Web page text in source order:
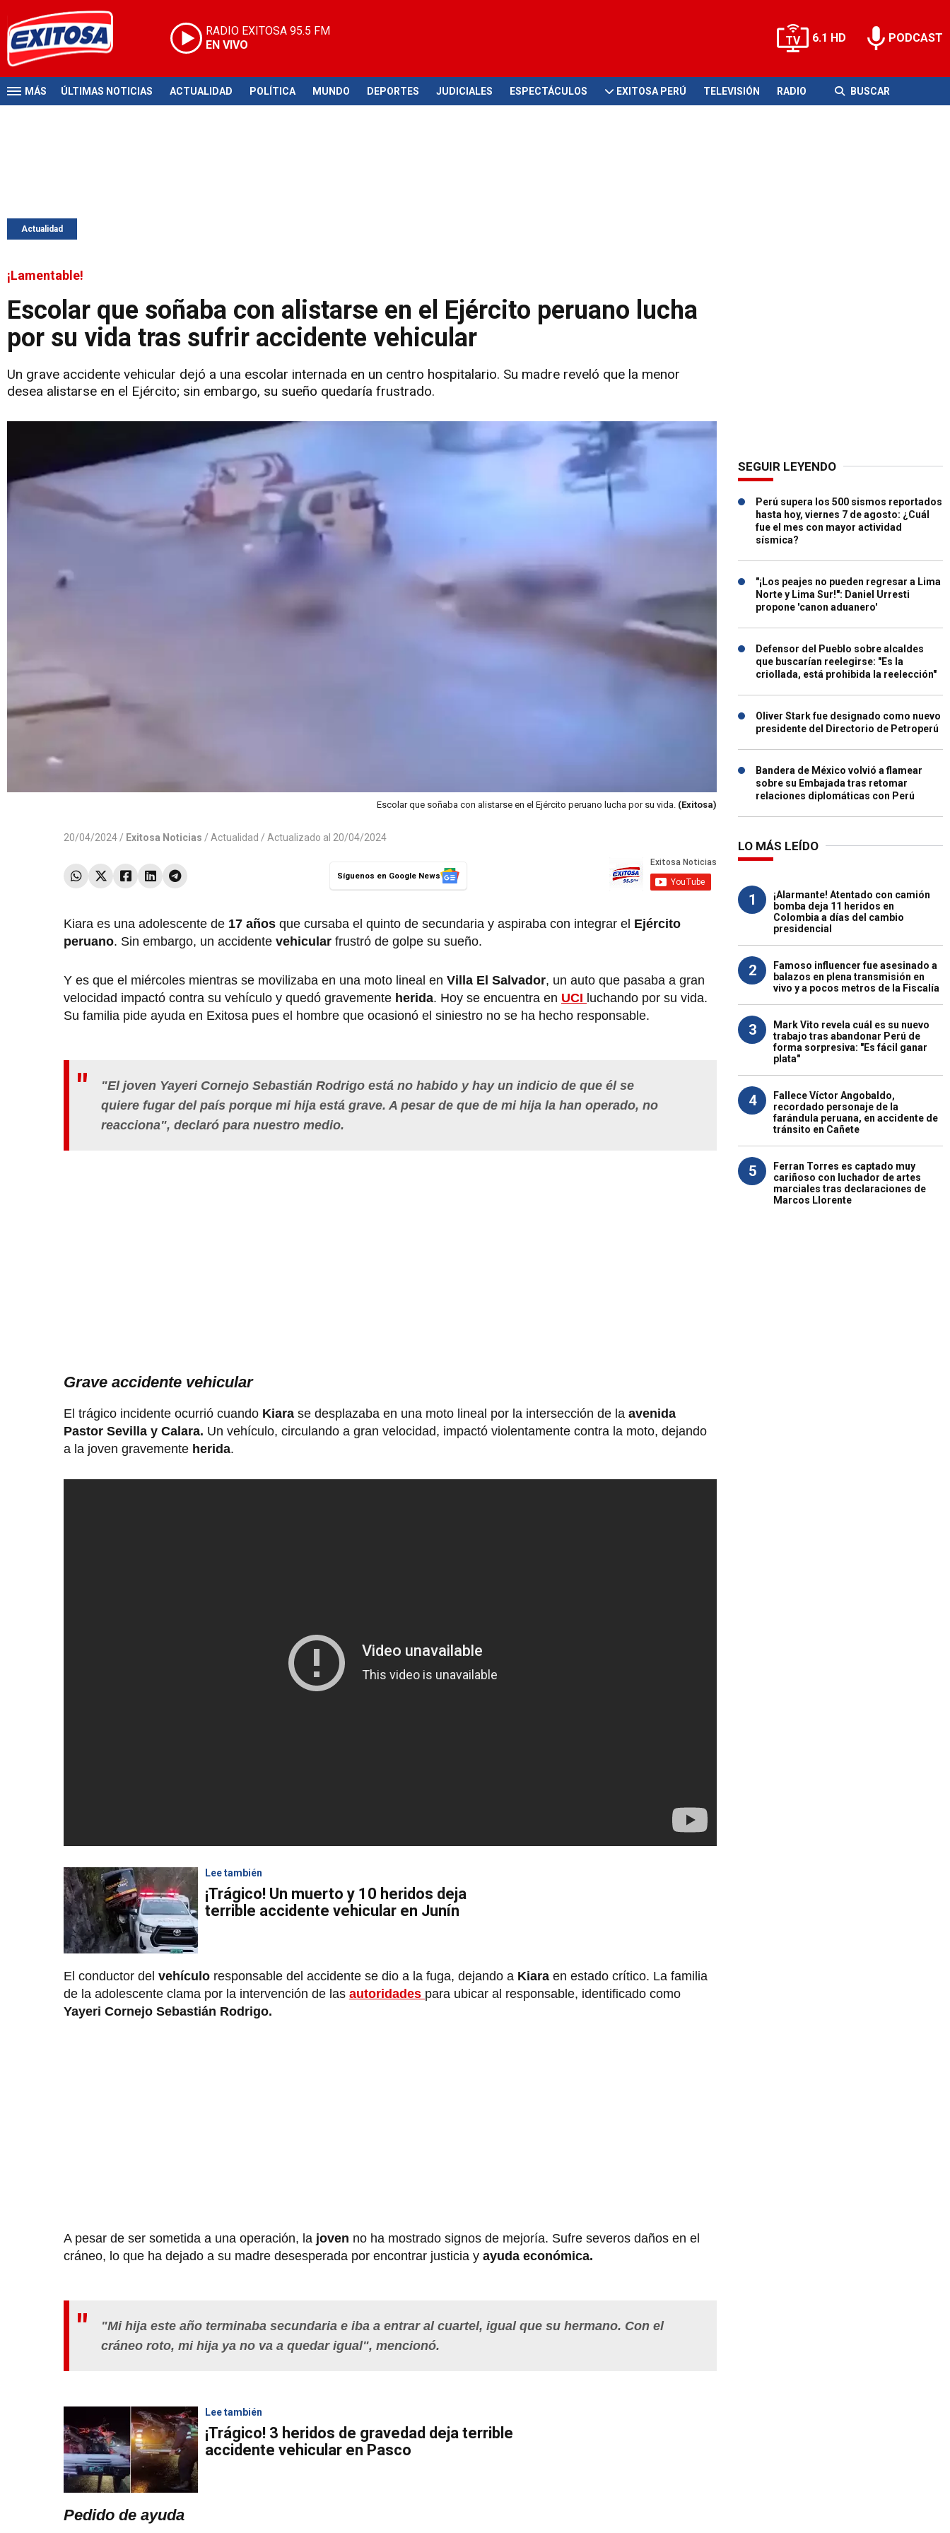
RADIO EXITOSA 95.5 FM
EN VIVO
6.1 HD PODCAST
MÁS ÚLTIMAS NOTICIAS ACTUALIDAD POLÍTICA MUNDO DEPORTES JUDICIALES ESPECTÁCULOS EXITOSA PERÚ TELEVISIÓN RADIO BUSCAR
Actualidad
¡Lamentable!
Escolar que soñaba con alistarse en el Ejército peruano lucha
por su vida tras sufrir accidente vehicular
Un grave accidente vehicular dejó a una escolar internada en un centro hospitalario. Su madre reveló que la menor
desea alistarse en el Ejército; sin embargo, su sueño quedaría frustrado.
Escolar que soñaba con alistarse en el Ejército peruano lucha por su vida. (Exitosa)
20/04/2024 / Exitosa Noticias / Actualidad / Actualizado al 20/04/2024
Síguenos en Google News
Kiara es una adolescente de 17 años que cursaba el quinto de secundaria y aspiraba con integrar el Ejército
peruano. Sin embargo, un accidente vehicular frustró de golpe su sueño.
Y es que el miércoles mientras se movilizaba en una moto lineal en Villa El Salvador, un auto que pasaba a gran
velocidad impactó contra su vehículo y quedó gravemente herida. Hoy se encuentra en UCI luchando por su vida.
Su familia pide ayuda en Exitosa pues el hombre que ocasionó el siniestro no se ha hecho responsable.
"El joven Yayeri Cornejo Sebastián Rodrigo está no habido y hay un indicio de que él se
quiere fugar del país porque mi hija está grave. A pesar de que de mi hija la han operado, no
reacciona", declaró para nuestro medio.
Grave accidente vehicular
El trágico incidente ocurrió cuando Kiara se desplazaba en una moto lineal por la intersección de la avenida
Pastor Sevilla y Calara. Un vehículo, circulando a gran velocidad, impactó violentamente contra la moto, dejando
a la joven gravemente herida.
Lee también
¡Trágico! Un muerto y 10 heridos deja
terrible accidente vehicular en Junín
El conductor del vehículo responsable del accidente se dio a la fuga, dejando a Kiara en estado crítico. La familia
de la adolescente clama por la intervención de las autoridades para ubicar al responsable, identificado como
Yayeri Cornejo Sebastián Rodrigo.
A pesar de ser sometida a una operación, la joven no ha mostrado signos de mejoría. Sufre severos daños en el
cráneo, lo que ha dejado a su madre desesperada por encontrar justicia y ayuda económica.
"Mi hija este año terminaba secundaria e iba a entrar al cuartel, igual que su hermano. Con el
cráneo roto, mi hija ya no va a quedar igual", mencionó.
Lee también
¡Trágico! 3 heridos de gravedad deja terrible
accidente vehicular en Pasco
Pedido de ayuda
SEGUIR LEYENDO
Perú supera los 500 sismos reportados
hasta hoy, viernes 7 de agosto: ¿Cuál
fue el mes con mayor actividad
sísmica?
"¡Los peajes no pueden regresar a Lima
Norte y Lima Sur!": Daniel Urresti
propone 'canon aduanero'
Defensor del Pueblo sobre alcaldes
que buscarían reelegirse: "Es la
criollada, está prohibida la reelección"
Oliver Stark fue designado como nuevo
presidente del Directorio de Petroperú
Bandera de México volvió a flamear
sobre su Embajada tras retomar
relaciones diplomáticas con Perú
LO MÁS LEÍDO
1
¡Alarmante! Atentado con camión
bomba deja 11 heridos en
Colombia a días del cambio
presidencial
2
Famoso influencer fue asesinado a
balazos en plena transmisión en
vivo y a pocos metros de la Fiscalía
3
Mark Vito revela cuál es su nuevo
trabajo tras abandonar Perú de
forma sorpresiva: "Es fácil ganar
plata"
4
Fallece Víctor Angobaldo,
recordado personaje de la
farándula peruana, en accidente de
tránsito en Cañete
5
Ferran Torres es captado muy
cariñoso con luchador de artes
marciales tras declaraciones de
Marcos Llorente